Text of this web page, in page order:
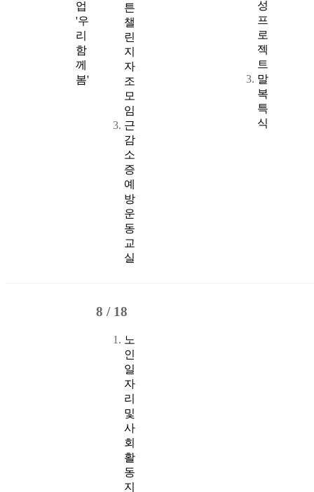
업
'우
리
함
께
봄'
튼
챌
린
지
자
조
모
임
근
감
소
증
예
방
운
동
교
실
성
프
로
젝
트
말
복
특
식
8 / 18
노
인
일
자
리
및
사
회
활
동
지